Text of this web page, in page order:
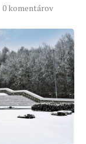
0 komentárov